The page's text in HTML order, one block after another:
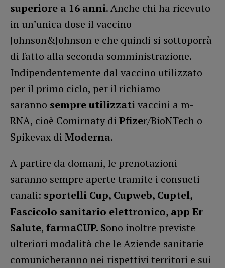
superiore a 16 anni. Anche chi ha ricevuto
in un’unica dose il vaccino
Johnson&Johnson e che quindi si sottoporrà
di fatto alla seconda somministrazione.
Indipendentemente dal vaccino utilizzato
per il primo ciclo, per il richiamo
saranno sempreutilizzativaccini a m-
RNA, cioè Comirnaty di Pfizer/BioNTech o
Spikevax di Moderna.
A partire da domani, le prenotazioni
saranno sempre aperte tramite i consueti
canali: sportelli Cup, Cupweb, Cuptel,
Fascicolo sanitario elettronico, app Er
Salute, farmaCUP. Sono inoltre previste
ulteriori modalità che le Aziende sanitarie
comunicheranno nei rispettivi territori e sui